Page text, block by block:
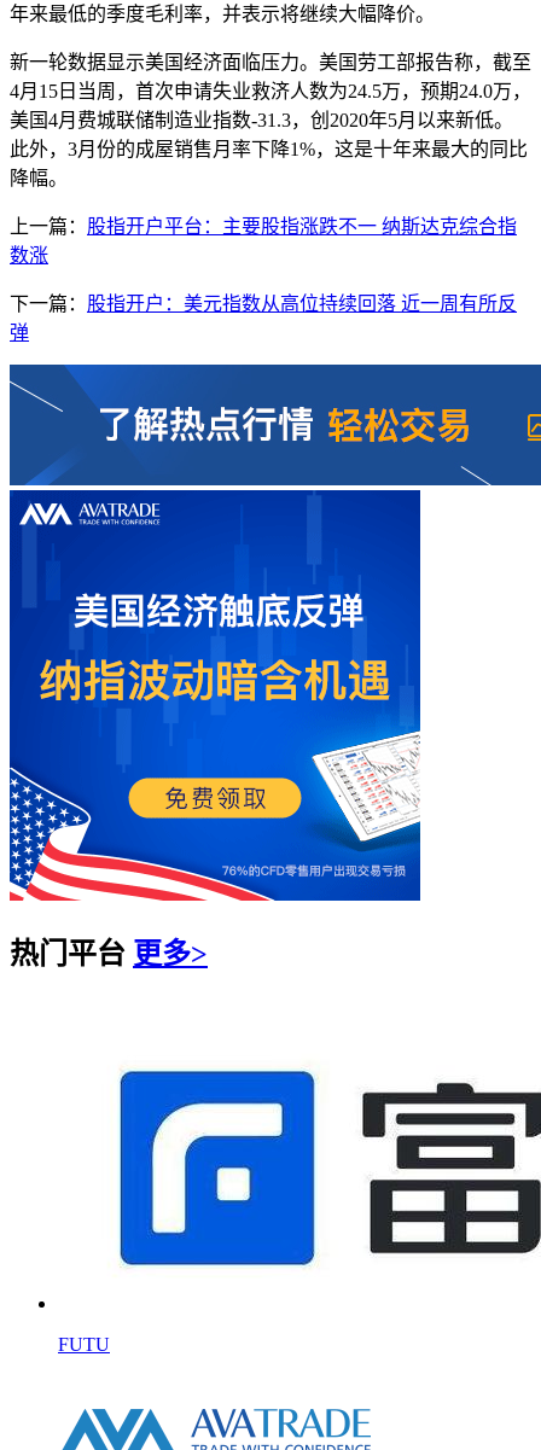
年来最低的季度毛利率，并表示将继续大幅降价。
新一轮数据显示美国经济面临压力。美国劳工部报告称，截至
4月15日当周，首次申请失业救济人数为24.5万，预期24.0万，
美国4月费城联储制造业指数-31.3，创2020年5月以来新低。
此外，3月份的成屋销售月率下降1%，这是十年来最大的同比
降幅。
上一篇： 股指开户平台：主要股指涨跌不一 纳斯达克综合指
数涨
下一篇： 股指开户：美元指数从高位持续回落 近一周有所反
弹
热门平台 更多>
FUTU